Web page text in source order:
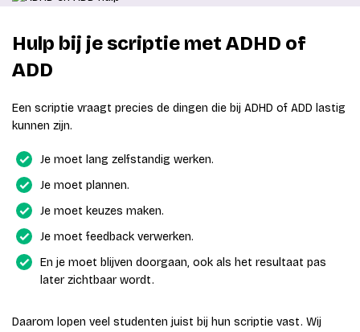
Hulp bij je scriptie met ADHD of
ADD
Een scriptie vraagt precies de dingen die bij ADHD of ADD lastig
kunnen zijn.
Je moet lang zelfstandig werken.
Je moet plannen.
Je moet keuzes maken.
Je moet feedback verwerken.
En je moet blijven doorgaan, ook als het resultaat pas
later zichtbaar wordt.
Daarom lopen veel studenten juist bij hun scriptie vast. Wij